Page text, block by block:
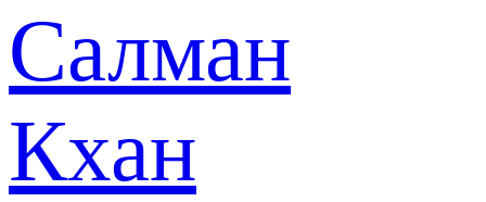
Салман
Кхан